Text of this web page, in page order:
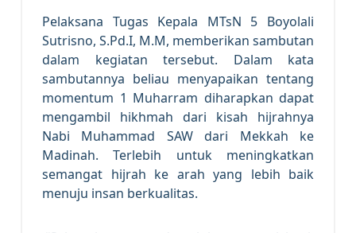
Pelaksana Tugas Kepala MTsN 5 Boyolali
Sutrisno, S.Pd.I, M.M, memberikan sambutan
dalam kegiatan tersebut. Dalam kata
sambutannya beliau menyapaikan tentang
momentum 1 Muharram diharapkan dapat
mengambil hikhmah dari kisah hijrahnya
Nabi Muhammad SAW dari Mekkah ke
Madinah. Terlebih untuk meningkatkan
semangat hijrah ke arah yang lebih baik
menuju insan berkualitas.